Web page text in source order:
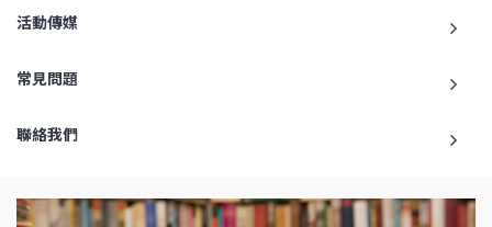
活動傳媒
常見問題
聯絡我們